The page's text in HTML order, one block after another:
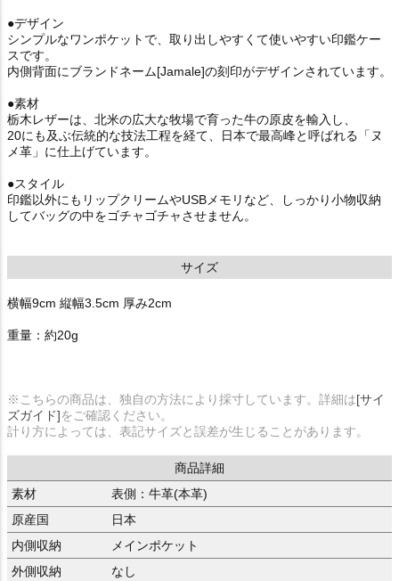
●デザイン
シンプルなワンポケットで、取り出しやすくて使いやすい印鑑ケー
スです。
内側背面にブランドネーム[Jamale]の刻印がデザインされています。
●素材
栃木レザーは、北米の広大な牧場で育った牛の原皮を輸入し、
20にも及ぶ伝統的な技法工程を経て、日本で最高峰と呼ばれる「ヌ
メ革」に仕上げています。
●スタイル
印鑑以外にもリップクリームやUSBメモリなど、しっかり小物収納
してバッグの中をゴチャゴチャさせません。
サイズ
横幅9cm 縦幅3.5cm 厚み2cm
重量：約20g
※こちらの商品は、独自の方法により採寸しています。詳細は[サイ
ズガイド]をご確認ください。
計り方によっては、表記サイズと誤差が生じることがあります。
商品詳細
素材
表側：牛革(本革)
原産国
日本
内側収納
メインポケット
外側収納
なし